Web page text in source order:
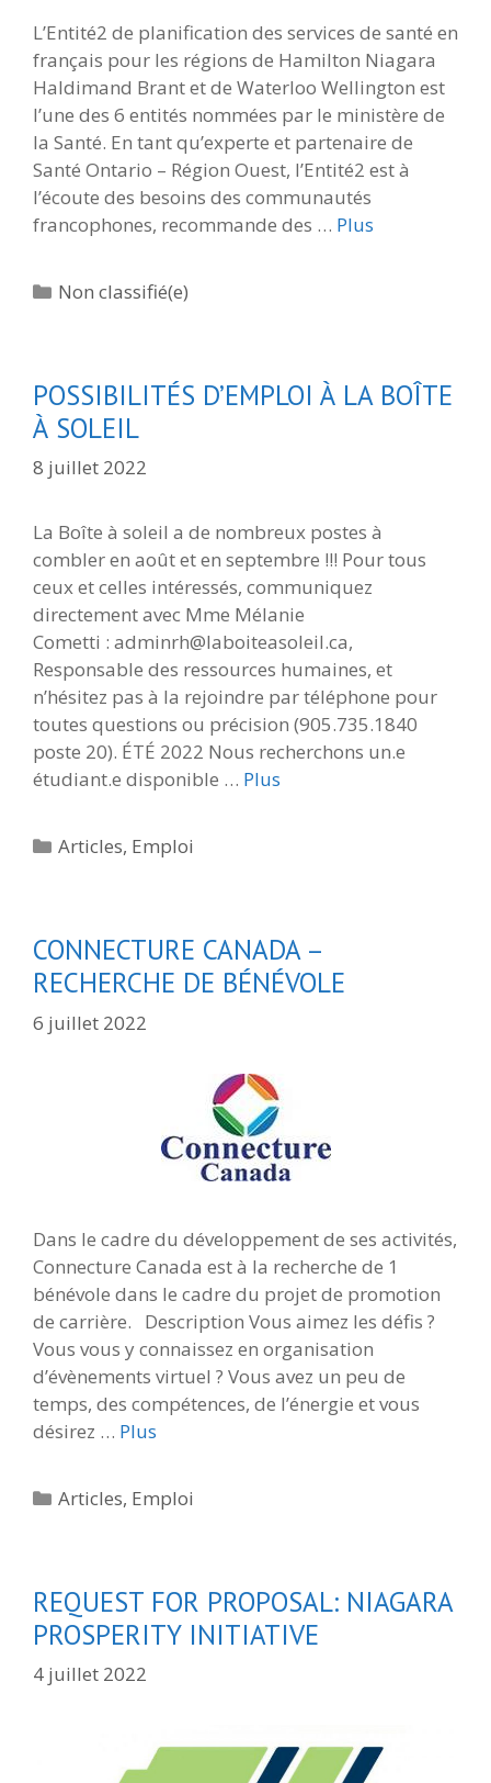
L’Entité2 de planification des services de santé en
français pour les régions de Hamilton Niagara
Haldimand Brant et de Waterloo Wellington est
l’une des 6 entités nommées par le ministère de
la Santé. En tant qu’experte et partenaire de
Santé Ontario – Région Ouest, l’Entité2 est à
l’écoute des besoins des communautés
francophones, recommande des … Plus
Catégories
Non classifié(e)
POSSIBILITÉS D’EMPLOI À LA BOÎTE
À SOLEIL
8 juillet 2022
La Boîte à soleil a de nombreux postes à
combler en août et en septembre !!! Pour tous
ceux et celles intéressés, communiquez
directement avec Mme Mélanie
Cometti : adminrh@laboiteasoleil.ca,
Responsable des ressources humaines, et
n’hésitez pas à la rejoindre par téléphone pour
toutes questions ou précision (905.735.1840
poste 20). ÉTÉ 2022 Nous recherchons un.e
étudiant.e disponible … Plus
Catégories
Articles, Emploi
CONNECTURE CANADA –
RECHERCHE DE BÉNÉVOLE
6 juillet 2022
Dans le cadre du développement de ses activités,
Connecture Canada est à la recherche de 1
bénévole dans le cadre du projet de promotion
de carrière. Description Vous aimez les défis ?
Vous vous y connaissez en organisation
d’évènements virtuel ? Vous avez un peu de
temps, des compétences, de l’énergie et vous
désirez … Plus
Catégories
Articles, Emploi
REQUEST FOR PROPOSAL: NIAGARA
PROSPERITY INITIATIVE
4 juillet 2022